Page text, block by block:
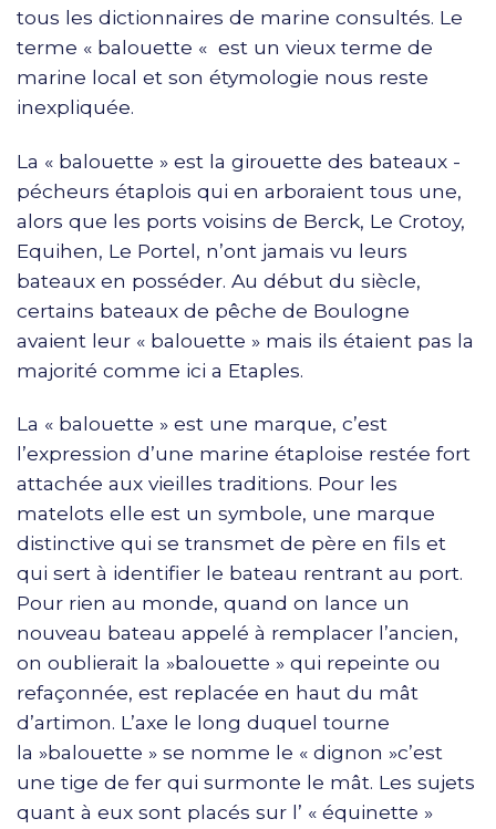
tous les dictionnaires de marine consultés. Le
terme « balouette « est un vieux terme de
marine local et son étymologie nous reste
inexpliquée.
La « balouette » est la girouette des bateaux -
pécheurs étaplois qui en arboraient tous une,
alors que les ports voisins de Berck, Le Crotoy,
Equihen, Le Portel, n’ont jamais vu leurs
bateaux en posséder. Au début du siècle,
certains bateaux de pêche de Boulogne
avaient leur « balouette » mais ils étaient pas la
majorité comme ici a Etaples.
La « balouette » est une marque, c’est
l’expression d’une marine étaploise restée fort
attachée aux vieilles traditions. Pour les
matelots elle est un symbole, une marque
distinctive qui se transmet de père en fils et
qui sert à identifier le bateau rentrant au port.
Pour rien au monde, quand on lance un
nouveau bateau appelé à remplacer l’ancien,
on oublierait la »balouette » qui repeinte ou
refaçonnée, est replacée en haut du mât
d’artimon. L’axe le long duquel tourne
la »balouette » se nomme le « dignon »c’est
une tige de fer qui surmonte le mât. Les sujets
quant à eux sont placés sur l’ « équinette »